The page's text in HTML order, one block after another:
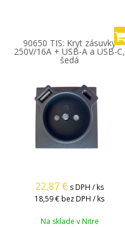
90650 TIS: Kryt zásuvky
250V/16A + USB-A a USB-C,
šedá
22,87 € s DPH / ks
18,59 €bez DPH / ks
Na sklade v Nitre